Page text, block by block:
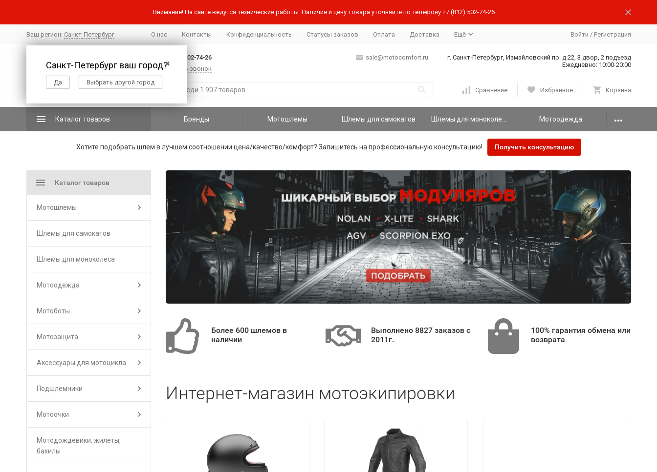
Внимание! На сайте ведутся технические работы. Наличие и цену товара уточняйте по телефону +7 (812) 502-74-26
Ваш регион: Санкт-Петербург
✖
Санкт-Петербург ваш город?
Да Выбрать другой город
О нас Контакты Конфиденциальность Статусы заказов Оплата Доставка Ещё Войти / Регистрация
+7 (812) 502-74-26
Заказать звонок
sale@motocomfort.ru
г. Санкт-Петербург, Измайловский пр. д.22, 3 двор, 2 подъезд
Ежедневно: 10:00-20:00
Сравнение Избранное Корзина
Каталог товаров Бренды Мотошлемы Шлемы для самокатов Мотоодежда
Хотите подобрать шлем в лучшем соотношении цена/качество/комфорт? Запишитесь на профессиональную консультацию! Получить консультацию
Более 600 шлемов в
наличии
Выполнено 8827 заказов с
2011г.
100% гарантия обмена или
возврата
Интернет-магазин мотоэкипировки
Каталог товаров
Мотошлемы
Шлемы для самокатов
Шлемы для моноколеса
Мотоодежда
Мотоботы
Мотозащита
Аксессуары для мотоцикла
Подшлемники
Мотоочки
Мотодождевики, жилеты,
бахилы